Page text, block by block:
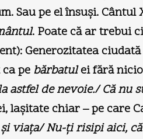
Sau pe el însuşi. Cântul
. Poate că ar trebui
Generozitatea
pe bărbatulei fără
astfel de nevoie./ Că
laşitate chiar – pe care
şi viaţa/ Nu-ţi risipi aici,